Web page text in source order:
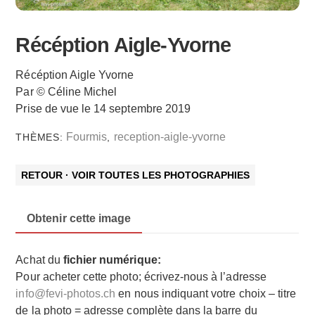
Récéption Aigle-Yvorne
Récéption Aigle Yvorne
Par © Céline Michel
Prise de vue le 14 septembre 2019
THÈMES: Fourmis reception-aigle-yvorne
RETOUR · VOIR TOUTES LES PHOTOGRAPHIES
Obtenir cette image
Achat du fichier numérique:
Pour acheter cette photo; écrivez-nous à l’adresse
info@fevi-photos.ch en nous indiquant votre choix – titre
de la photo = adresse complète dans la barre du